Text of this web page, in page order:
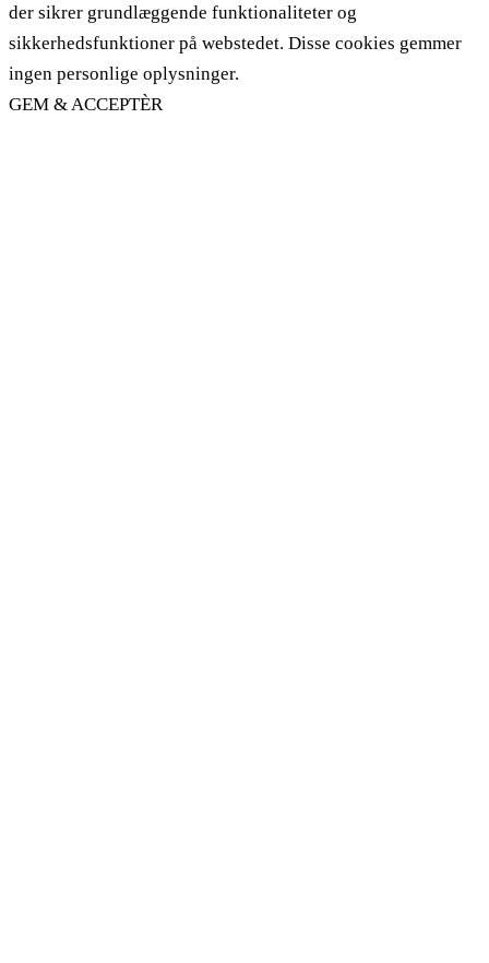
der sikrer grundlæggende funktionaliteter og
sikkerhedsfunktioner på webstedet. Disse cookies gemmer
ingen personlige oplysninger.
GEM & ACCEPTÈR